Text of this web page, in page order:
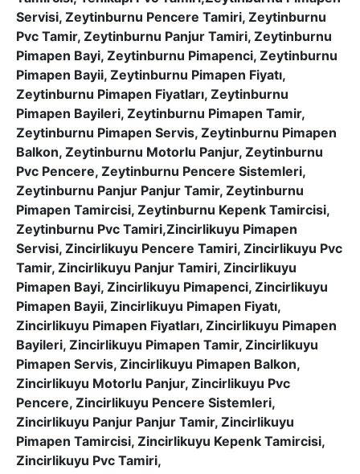
Servisi, Zeytinburnu Pencere Tamiri, Zeytinburnu
Pvc Tamir, Zeytinburnu Panjur Tamiri, Zeytinburnu
Pimapen Bayi, Zeytinburnu Pimapenci, Zeytinburnu
Pimapen Bayii, Zeytinburnu Pimapen Fiyatı,
Zeytinburnu Pimapen Fiyatları, Zeytinburnu
Pimapen Bayileri, Zeytinburnu Pimapen Tamir,
Zeytinburnu Pimapen Servis, Zeytinburnu Pimapen
Balkon, Zeytinburnu Motorlu Panjur, Zeytinburnu
Pvc Pencere, Zeytinburnu Pencere Sistemleri,
Zeytinburnu Panjur Panjur Tamir, Zeytinburnu
Pimapen Tamircisi, Zeytinburnu Kepenk Tamircisi,
Zeytinburnu Pvc Tamiri,Zincirlikuyu Pimapen
Servisi, Zincirlikuyu Pencere Tamiri, Zincirlikuyu Pvc
Tamir, Zincirlikuyu Panjur Tamiri, Zincirlikuyu
Pimapen Bayi, Zincirlikuyu Pimapenci, Zincirlikuyu
Pimapen Bayii, Zincirlikuyu Pimapen Fiyatı,
Zincirlikuyu Pimapen Fiyatları, Zincirlikuyu Pimapen
Bayileri, Zincirlikuyu Pimapen Tamir, Zincirlikuyu
Pimapen Servis, Zincirlikuyu Pimapen Balkon,
Zincirlikuyu Motorlu Panjur, Zincirlikuyu Pvc
Pencere, Zincirlikuyu Pencere Sistemleri,
Zincirlikuyu Panjur Panjur Tamir, Zincirlikuyu
Pimapen Tamircisi, Zincirlikuyu Kepenk Tamircisi,
Zincirlikuyu Pvc Tamiri,